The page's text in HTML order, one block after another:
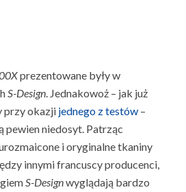
prezentowane były w
S-Design. Jednakowoż – jak już
przy okazji jednego z testów –
pewien niedosyt. Patrząc
i oryginalne tkaniny
innymi francuscy producenci,
S-Designwyglądają bardzo